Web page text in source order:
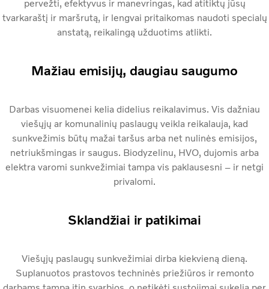
pervežti, efektyvus ir manevringas, kad atitiktų jūsų
tvarkaraštį ir maršrutą, ir lengvai pritaikomas naudoti specialų
anstatą, reikalingą užduotims atlikti.
Mažiau emisijų, daugiau saugumo
Darbas visuomenei kelia didelius reikalavimus. Vis dažniau
viešųjų ar komunalinių paslaugų veikla reikalauja, kad
sunkvežimis būtų mažai taršus arba net nulinės emisijos,
netriukšmingas ir saugus. Biodyzelinu, HVO, dujomis arba
elektra varomi sunkvežimiai tampa vis paklausesni – ir netgi
privalomi.
Sklandžiai ir patikimai
Viešųjų paslaugų sunkvežimiai dirba kiekvieną dieną.
Suplanuotos prastovos techninės priežiūros ir remonto